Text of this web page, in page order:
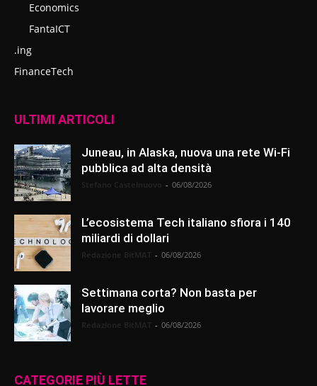
Economics
FantaICT
.ing
FinanceTech
ULTIMI ARTICOLI
Juneau, in Alaska, nuova una rete Wi-Fi
pubblica ad alta densità
- 06/08/2026
L’ecosistema Tech italiano sfiora i 140
miliardi di dollari
- 06/08/2026
Settimana corta? Non basta per
lavorare meglio
- 06/08/2026
CATEGORIE PIÙ LETTE